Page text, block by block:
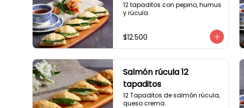
12 tapaditos con pepino, humus
y rúcula.
$12.500
Salmón rúcula 12
tapaditos
12 Tapaditos de salmón rúcula,
queso crema.